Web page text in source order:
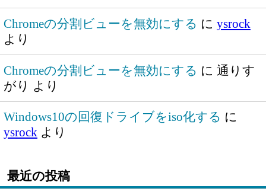
Chromeの分割ビューを無効にする に ysrock
より
Chromeの分割ビューを無効にする に 通りす
がり より
Windows10の回復ドライブをiso化する に
ysrockより
最近の投稿